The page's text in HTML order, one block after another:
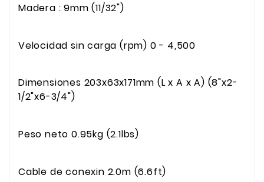
Madera : 9mm (11/32")
Velocidad sin carga (rpm) 0 - 4,500
Dimensiones 203x63x171mm (L x A x A) (8"x2-
1/2"x6-3/4")
Peso neto 0.95kg (2.1lbs)
Cable de conexin 2.0m (6.6ft)